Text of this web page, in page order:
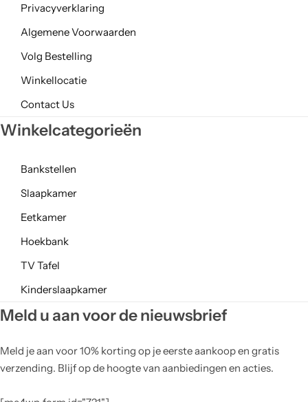
Privacyverklaring
Algemene Voorwaarden
Volg Bestelling
Winkellocatie
Contact Us
Winkelcategorieën
Bankstellen
Slaapkamer
Eetkamer
Hoekbank
TV Tafel
Kinderslaapkamer
Meld u aan voor de nieuwsbrief
Meld je aan voor 10% korting op je eerste aankoop en gratis
verzending. Blijf op de hoogte van aanbiedingen en acties.